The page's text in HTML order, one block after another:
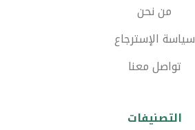
من نحن
سياسة الإسترجاع
تواصل معنا
التصنيفات